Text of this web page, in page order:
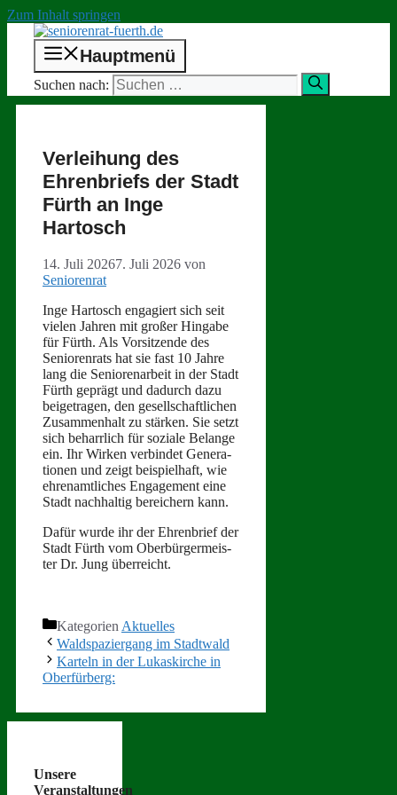
Zum Inhalt springen
Hauptmenü
Suchen nach:
Verleihung des
Ehrenbriefs der Stadt
Fürth an Inge
Hartosch
14. Juli 20267. Juli 2026 von
Seniorenrat
Inge Har­tosch engagiert sich seit
vie­len Jahren mit großer Hingabe
für Fürth. Als Vor­sitzende des
Senioren­rats hat sie fast 10 Jahre
lang die Seniore­nar­beit in der Stadt
Fürth geprägt und dadurch dazu
beige­tra­gen, den gesellschaftlichen
Zusam­men­halt zu stärken. Sie set­zt
sich behar­rlich für soziale Belange
ein. Ihr Wirken verbindet Gen­er­a­
tio­nen und zeigt beispiel­haft, wie
ehre­namtlich­es Engage­ment eine
Stadt nach­haltig bere­ich­ern kann.
Dafür wurde ihr der Ehren­brief der
Stadt Fürth vom Ober­bürg­er­meis­
ter Dr. Jung überreicht.
Kategorien Aktuelles
Waldspaziergang im Stadtwald
Karteln in der Lukaskirche in
Oberfürberg:
Unsere
Veranstaltungen